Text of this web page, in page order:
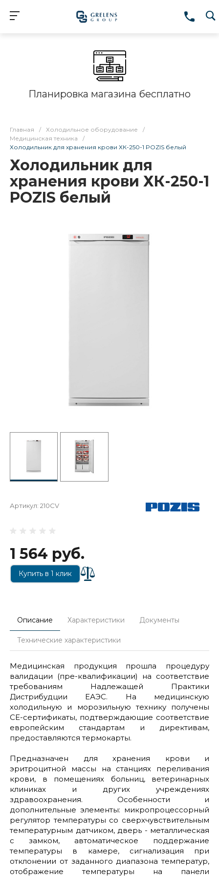
Планировка магазина бесплатно
Главная / Холодильное оборудование
/
Медицинская техника
/
Холодильник для хранения крови ХК-250-1 POZIS белый
Холодильник для
хранения крови ХК-250-1
POZIS белый
Артикул: 210CV
1 564 руб.
Купить в 1 клик
Описание Характеристики Документы
Технические характеристики
Медицинская продукция прошла процедуру
валидации (пре-квалификации) на соответствие
требованиям Надлежащей Практики
Дистрибудции ЕАЭС. На медицинскую
холодильную и морозильную технику получены
СЕ-сертификаты, подтверждающие соответствие
европейским стандартам и директивам,
предоставляются термокарты.
Предназначен для хранения крови и
эритроцитной массы на станциях переливания
крови, в помещениях больниц, ветеринарных
клиниках и других учреждениях
здравоохранения. Особенности и
дополнительные элементы: микропроцессорный
регулятор температуры со сверхчувствительным
температурным датчиком, дверь - металлическая
с замком, автоматическое поддержание
температуры в камере, сигнализация при
отклонении от заданного диапазона температур,
отображение температуры на панели